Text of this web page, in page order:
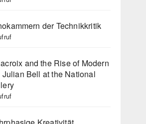
der Technikkritik
and the Rise of Modern
Julian Bell at the National